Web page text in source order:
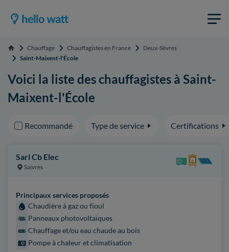
Accueil Chauffage Chauffagistes en France
Deux-Sèvres
Saint-Maixent-l'École
Voici la liste des chauffagistes à Saint-
Maixent-l'École
Recommandé Type de service Certifications
Sarl Cb Elec
Saivres
Principaux services proposés
Chaudière à gaz ou fioul
Panneaux photovoltaïques
Chauffage et/ou eau chaude au bois
Pompe à chaleur et climatisation